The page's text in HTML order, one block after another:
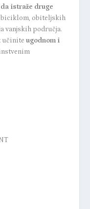
da istraže druge
biciklom, obiteljskih
vanjskih područja.
učinite ugodnom i